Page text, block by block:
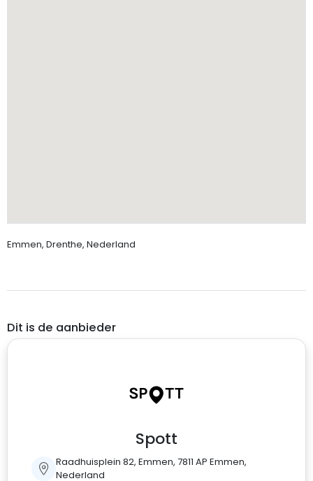
Emmen, Drenthe, Nederland
Dit is de aanbieder
Spott
Raadhuisplein 82, Emmen, 7811 AP Emmen,
Nederland